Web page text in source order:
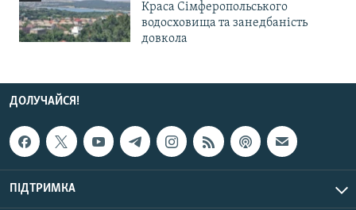
Краса Сімферопольського
водосховища та занедбаність
довкола
ДОЛУЧАЙСЯ!
ПІДТРИМКА